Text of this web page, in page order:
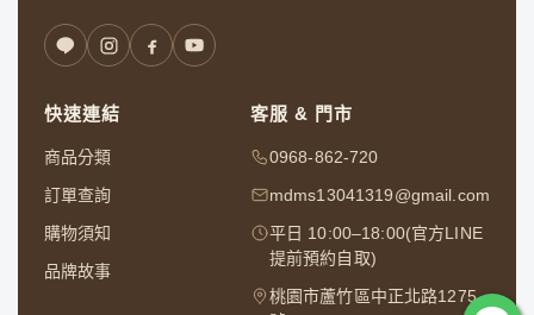
快速連結
商品分類
訂單查詢
購物須知
品牌故事
客服 & 門市
0968-862-720
mdms13041319@gmail.com
平日 10:00–18:00(官方LINE
提前預約自取)
桃園市蘆竹區中正北路1275